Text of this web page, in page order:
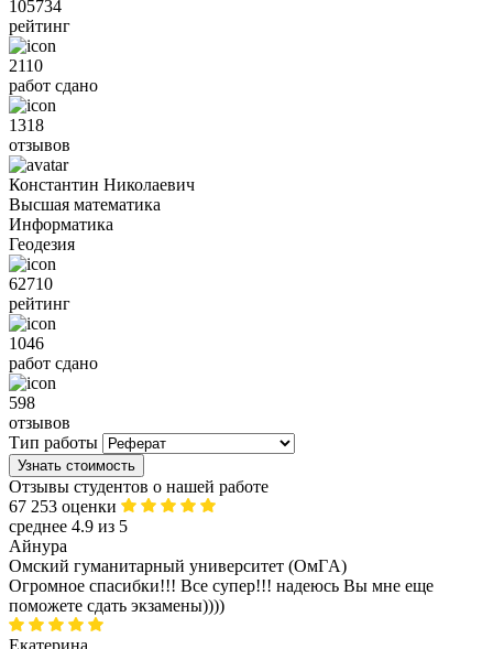
105734
рейтинг
2110
работ сдано
1318
отзывов
Константин Николаевич
Высшая математика
Информатика
Геодезия
62710
рейтинг
1046
работ сдано
598
отзывов
Тип работы
Узнать стоимость
Отзывы студентов о нашей работе
67 253 оценки
среднее 4.9 из 5
Айнура
Омский гуманитарный университет (ОмГA)
Огромное спасибки!!! Все супер!!! надеюсь Вы мне еще
поможете сдать экзамены))))
Екатерина